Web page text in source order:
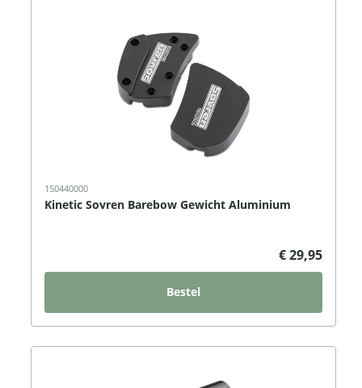
150440000
Kinetic Sovren Barebow Gewicht Aluminium
€ 29,95
Bestel